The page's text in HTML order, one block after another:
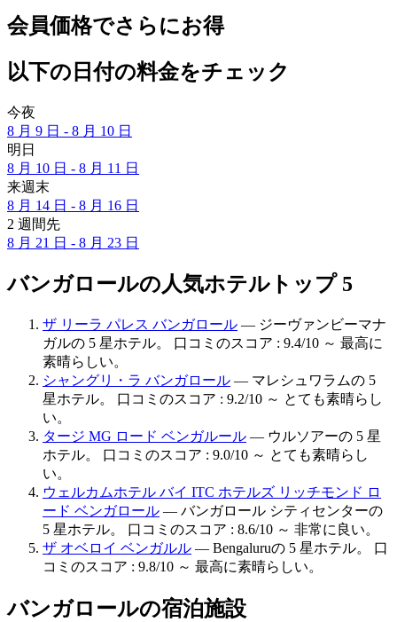
会員価格でさらにお得
以下の日付の料金をチェック
今夜
8 月 9 日 - 8 月 10 日
明日
8 月 10 日 - 8 月 11 日
来週末
8 月 14 日 - 8 月 16 日
2 週間先
8 月 21 日 - 8 月 23 日
バンガロールの人気ホテルトップ 5
ザ リーラ パレス バンガロール — ジーヴァンビーマナ
ガルの 5 星ホテル。 口コミのスコア : 9.4/10 ～ 最高に
素晴らしい。
シャングリ・ラ バンガロール — マレシュワラムの 5
星ホテル。 口コミのスコア : 9.2/10 ～ とても素晴らし
い。
タージ MG ロード ベンガルール — ウルソアーの 5 星
ホテル。 口コミのスコア : 9.0/10 ～ とても素晴らし
い。
ウェルカムホテル バイ ITC ホテルズ リッチモンド ロ
ード ベンガロール — バンガロール シティセンターの
5 星ホテル。 口コミのスコア : 8.6/10 ～ 非常に良い。
ザ オベロイ ベンガルル — Bengaluruの 5 星ホテル。 口
コミのスコア : 9.8/10 ～ 最高に素晴らしい。
バンガロールの宿泊施設